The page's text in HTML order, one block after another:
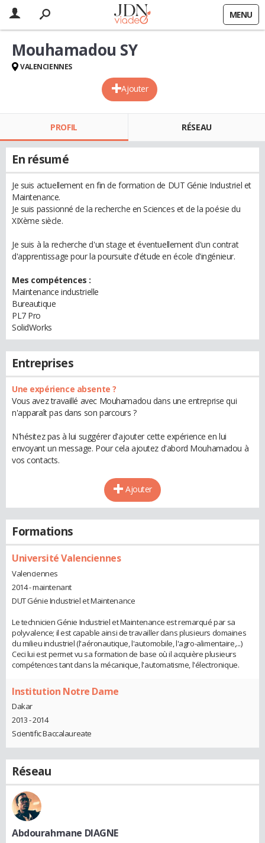
MENU
Ajouter
Mouhamadou SY
VALENCIENNES
PROFIL RÉSEAU
En résumé
Je suis actuellement en fin de formation de DUT Génie Industriel et
Maintenance.
Je suis passionné de la recherche en Sciences et de la poésie du
XIXème siècle.
Je suis à la recherche d'un stage et éventuellement d'un contrat
d'apprentissage pour la poursuite d'étude en école d'ingénieur.
Mes compétences :
Maintenance industrielle
Bureautique
PL7 Pro
SolidWorks
Entreprises
Une expérience absente ?
Vous avez travaillé avec Mouhamadou dans une entreprise qui
n'apparaît pas dans son parcours ?
N'hésitez pas à lui suggérer d'ajouter cette expérience en lui
envoyant un message. Pour cela ajoutez d'abord Mouhamadou à
vos contacts.
Ajouter
Formations
Université Valenciennes
Valenciennes
2014 - maintenant
DUT Génie Industriel et Maintenance
Le technicien Génie Industriel et Maintenance est remarqué par sa
polyvalence; il est capable ainsi de travailler dans plusieurs domaines
du milieu industriel (l'aéronautique, l'automobile, l'agro-alimentaire,...)
Ceci lui est permet vu sa formation de base où il acquière plusieurs
compétences tant dans la mécanique, l'automatisme, l'électronique.
Institution Notre Dame
Dakar
2013 - 2014
Scientific Baccalaureate
Réseau
Abdourahmane DIAGNE